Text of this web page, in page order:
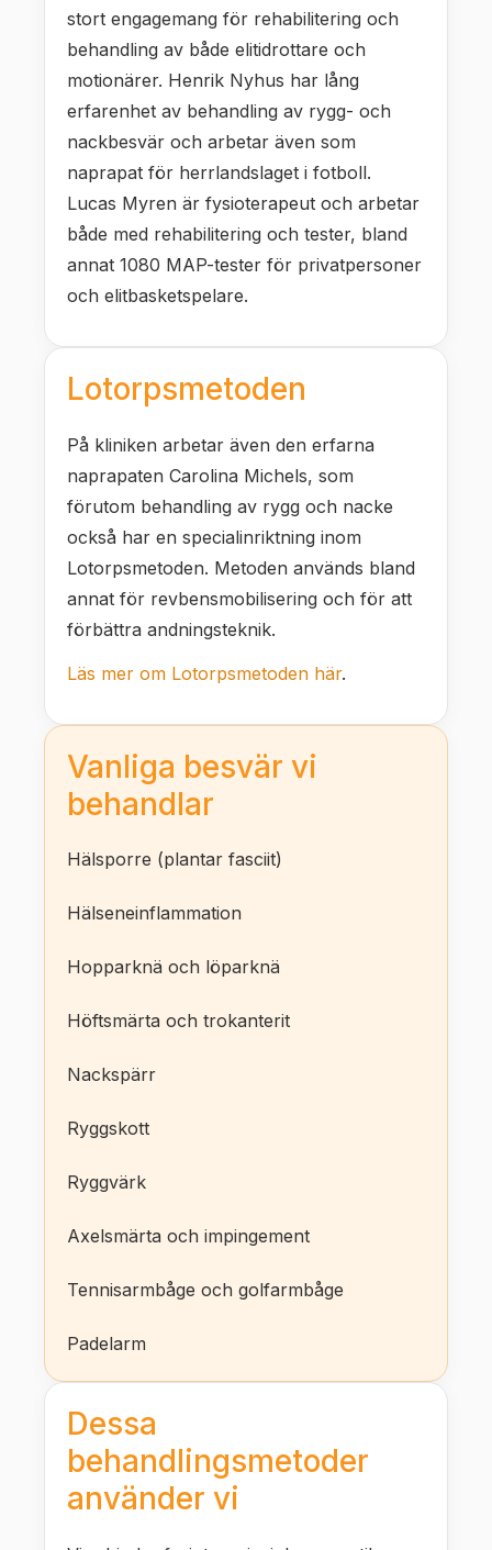
stort engagemang för rehabilitering och
behandling av både elitidrottare och
motionärer. Henrik Nyhus har lång
erfarenhet av behandling av rygg- och
nackbesvär och arbetar även som
naprapat för herrlandslaget i fotboll.
Lucas Myren är fysioterapeut och arbetar
både med rehabilitering och tester, bland
annat 1080 MAP-tester för privatpersoner
och elitbasketspelare.
Lotorpsmetoden
På kliniken arbetar även den erfarna
naprapaten Carolina Michels, som
förutom behandling av rygg och nacke
också har en specialinriktning inom
Lotorpsmetoden. Metoden används bland
annat för revbensmobilisering och för att
förbättra andningsteknik.
Läs mer om Lotorpsmetoden här.
Vanliga besvär vi
behandlar
Hälsporre (plantar fasciit)
Hälseneinflammation
Hopparknä och löparknä
Höftsmärta och trokanterit
Nackspärr
Ryggskott
Ryggvärk
Axelsmärta och impingement
Tennisarmbåge och golfarmbåge
Padelarm
Dessa
behandlingsmetoder
använder vi